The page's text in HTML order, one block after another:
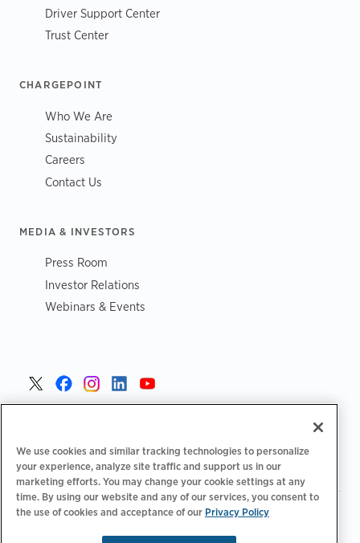
Driver Support Center
Trust Center
CHARGEPOINT
Who We Are
Sustainability
Careers
Contact Us
MEDIA & INVESTORS
Press Room
Investor Relations
Webinars & Events
Fortrolighedspolitik‌‌| Privatlivsvalg|Juridisk|
We use cookies and similar tracking technologies to personalize
your experience, analyze site traffic and support us in our
marketing efforts. You may change your cookie settings at any
time. By using our website and any of our services, you consent to
the use of cookies and acceptance of our Privacy Policy